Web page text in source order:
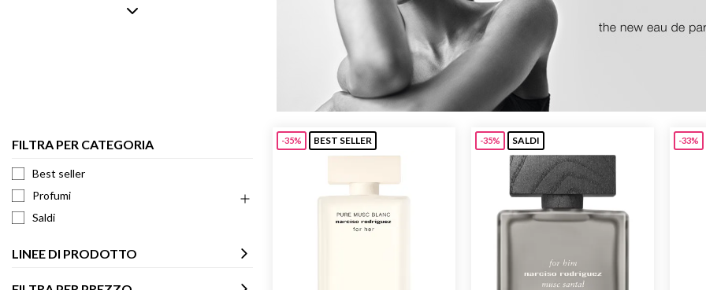
Atkinsons London 1799
Australian Gold
Azzaro
modo essenziale e potente, senza artifici. La
libero, elevando l’eleganza naturale a un’arte di
FILTRA PER CATEGORIA
Best seller
Profumi
Saldi
LINEE DI PRODOTTO
-35% BEST SELLER -35% SALDI -33%